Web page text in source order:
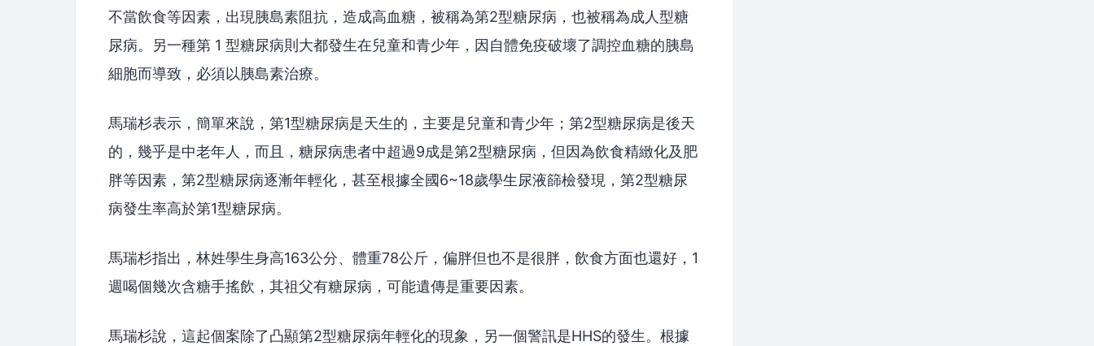
不當飲食等因素，出現胰島素阻抗，造成高血糖，被稱為第2型糖尿病，也被稱為成人型糖
尿病。另一種第 1 型糖尿病則大都發生在兒童和青少年，因自體免疫破壞了調控血糖的胰島
細胞而導致，必須以胰島素治療。
馬瑞杉表示，簡單來說，第1型糖尿病是天生的，主要是兒童和青少年；第2型糖尿病是後天
的，幾乎是中老年人，而且，糖尿病患者中超過9成是第2型糖尿病，但因為飲食精緻化及肥
胖等因素，第2型糖尿病逐漸年輕化，甚至根據全國6~18歲學生尿液篩檢發現，第2型糖尿
病發生率高於第1型糖尿病。
馬瑞杉指出，林姓學生身高163公分、體重78公斤，偏胖但也不是很胖，飲食方面也還好，1
週喝個幾次含糖手搖飲，其祖父有糖尿病，可能遺傳是重要因素。
馬瑞杉說，這起個案除了凸顯第2型糖尿病年輕化的現象，另一個警訊是HHS的發生。根據